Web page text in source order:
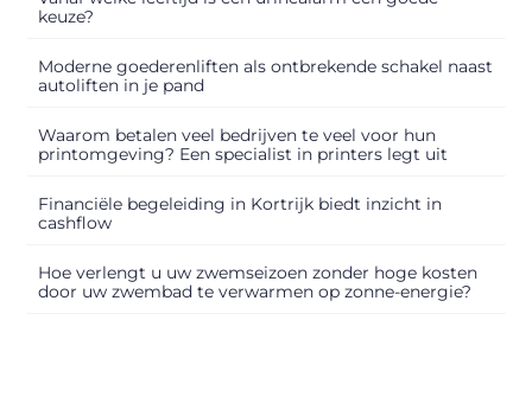
keuze?
Moderne goederenliften als ontbrekende schakel naast
autoliften in je pand
Waarom betalen veel bedrijven te veel voor hun
printomgeving? Een specialist in printers legt uit
Financiële begeleiding in Kortrijk biedt inzicht in
cashflow
Hoe verlengt u uw zwemseizoen zonder hoge kosten
door uw zwembad te verwarmen op zonne-energie?